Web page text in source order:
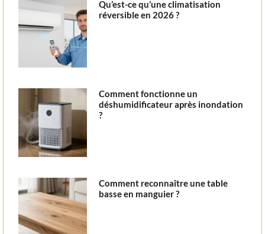
Qu’est-ce qu’une climatisation
réversible en 2026 ?
Comment fonctionne un
déshumidificateur après inondation
?
Comment reconnaître une table
basse en manguier ?